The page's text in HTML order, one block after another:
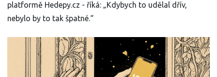
platformě Hedepy.cz - říká: „Kdybych to udělal dřív,
nebylo by to tak špatné.“